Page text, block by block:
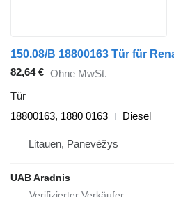
150.08/B 18800163 Tür für
82,64 € Ohne MwSt.
Tür
18800163, 1880 0163
Diesel
Litauen, Panevėžys
UAB Aradnis